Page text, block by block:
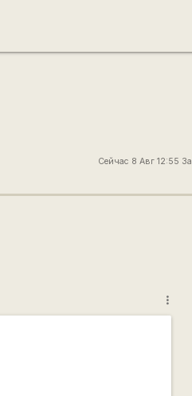
Сейчас 8 Авг 12:55
more_vert